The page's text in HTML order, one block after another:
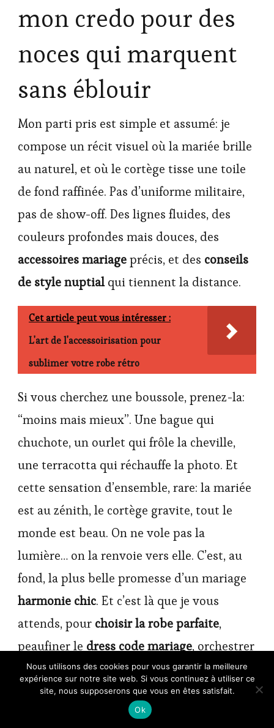
mon credo pour des
noces qui marquent
sans éblouir
Mon parti pris est simple et assumé: je
compose un récit visuel où la mariée brille
au naturel, et où le cortège tisse une toile
de fond raffinée. Pas d’uniforme militaire,
pas de show-off. Des lignes fluides, des
couleurs profondes mais douces, des
accessoires mariageprécis, et des conseils
de style nuptialqui tiennent la distance.
Cet article peut vous intéresser :
L'art de l'accessoirisation pour
sublimer votre robe rétro
Si vous cherchez une boussole, prenez-la:
“moins mais mieux”. Une bague qui
chuchote, un ourlet qui frôle la cheville,
une terracotta qui réchauffe la photo. Et
cette sensation d’ensemble, rare: la mariée
est au zénith, le cortège gravite, tout le
monde est beau. On ne vole pas la
lumière… on la renvoie vers elle. C’est, au
fond, la plus belle promesse d’un mariage
harmonie chic. Et c’est là que je vous
attends, pour choisir la robe parfaite,
peaufiner le dress code mariage, orchestrer
harmonisation tenue du cortège et de la
mariée … et signer un “oui” qui fera battre
les cœurs longtemps.
Nous utilisons des cookies pour vous garantir la meilleure
expérience sur notre site web. Si vous continuez à utiliser ce
site, nous supposerons que vous en êtes satisfait.
Ok